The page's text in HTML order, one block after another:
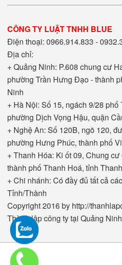
CÔNG TY LUẬT TNHH BLUE
Điện thoại: 0966.914.833 -
Địa chỉ:
+ Quảng Ninh: P.608 chung cư
phường Trần Hưng Đạo - thành
Ninh
+ Hà Nội: Số 15, ngách 9/28 phố
phường Dịch Vọng Hậu, quận
+ Nghệ An: Số 120B, ngõ 120,
phường Hưng Phúc, thành phố
+ Thanh Hóa: Ki ốt 09, Chung
thành phố Thanh Hoá, tỉnh
+ Chi nhánh: Có đầy đủ tất cả
Tỉnh/Thành
Copyright 2016 by http://
Thành lập công ty tại Quảng Ninh